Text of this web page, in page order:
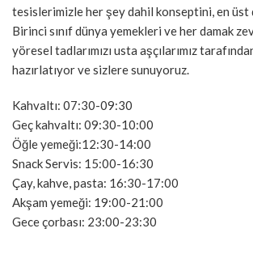
tesislerimizle her şey dahil konseptini, en üst
Birinci sınıf dünya yemekleri ve her damak
yöresel tadlarımızı usta aşçılarımız
hazırlatıyor ve sizlere sunuyoruz.
Kahvaltı: 07:30-09:30
Geç kahvaltı: 09:30-10:00
Öğle yemeği:12:30-14:00
Snack Servis: 15:00-16:30
Çay, kahve, pasta: 16:30-17:00
Akşam yemeği: 19:00-21:00
Gece çorbası: 23:00-23:30